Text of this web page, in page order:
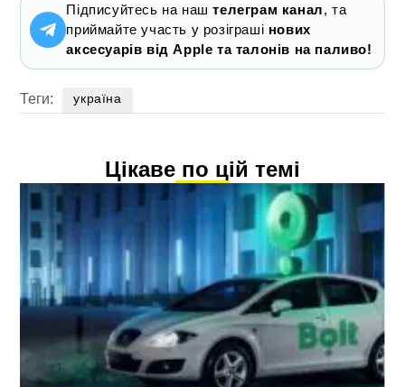
Підписуйтесь на наштелеграм канал, та
приймайте участь у розіграші нових
аксесуарів від Apple та талонів на паливо!
Теги: україна
Цікаве по цій темі